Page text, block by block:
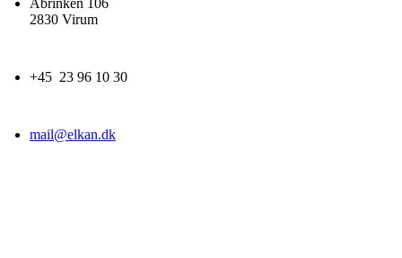
2830 Virum
+45 23 96 10 30
mail@elkan.dk